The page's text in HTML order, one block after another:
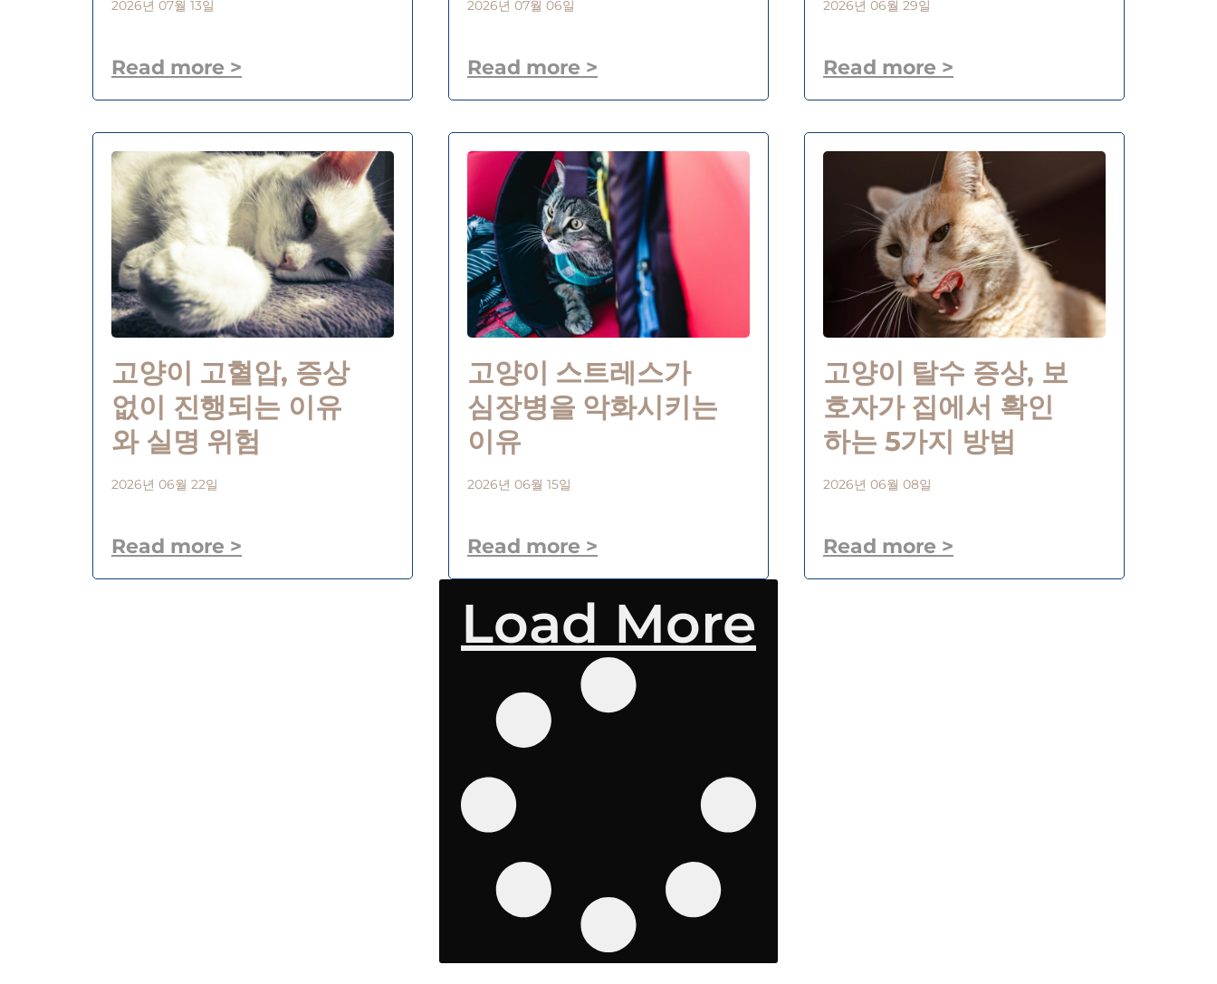
2026년 07월 13일
Read more >
2026년 07월 06일
Read more >
2026년 06월 29일
Read more >
고양이 고혈압, 증상
없이 진행되는 이유
와 실명 위험
2026년 06월 22일
Read more >
고양이 스트레스가
심장병을 악화시키는
이유
2026년 06월 15일
Read more >
고양이 탈수 증상, 보
호자가 집에서 확인
하는 5가지 방법
2026년 06월 08일
Read more >
Load More